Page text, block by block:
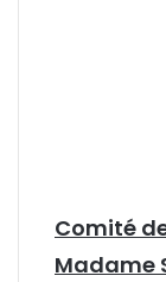
Comité
Madame